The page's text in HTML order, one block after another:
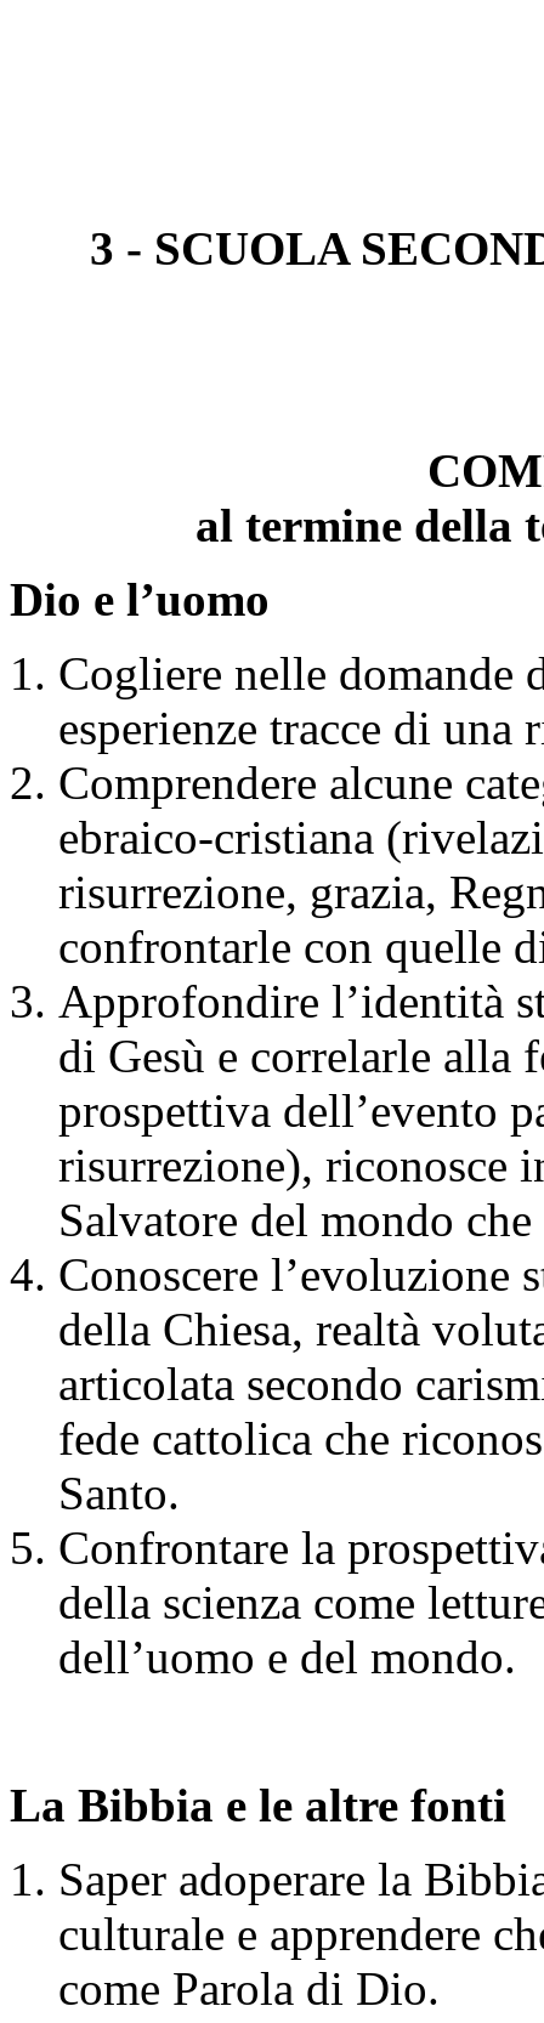
3 - SCUOLA
al termine della
Dio e l’uomo
Cogliere nelle domande
esperienze tracce di una
Comprendere alcune
ebraico-cristiana
risurrezione, grazia,
confrontarle con quelle
Approfondire l’identità
di Gesù e correlarle alla
prospettiva dell’evento
risurrezione),
Salvatore del mondo
Conoscere l’evoluzione
della Chiesa, realtà
articolata secondo
fede cattolica che
Santo.
Confrontare la
della scienza come
dell’uomo e del mondo.
La Bibbia e le altre fonti
Saper adoperare la
culturale e apprendere
come Parola di Dio.